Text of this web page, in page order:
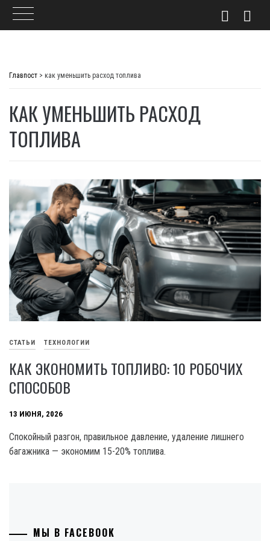
Главпост > как уменьшить расход топлива
КАК УМЕНЬШИТЬ РАСХОД
ТОПЛИВА
СТАТЬИ ТЕХНОЛОГИИ
КАК ЭКОНОМИТЬ ТОПЛИВО: 10 РОБОЧИХ
СПОСОБОВ
13 ИЮНЯ, 2026
Спокойный разгон, правильное давление, удаление лишнего
багажника — экономим 15-20% топлива.
МЫ В FACEBOOK